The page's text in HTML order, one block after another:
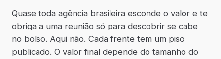
Quase toda agência brasileira esconde o valor e te
obriga a uma reunião só para descobrir se cabe
no bolso. Aqui não. Cada frente tem um piso
publicado. O valor final depende do tamanho do